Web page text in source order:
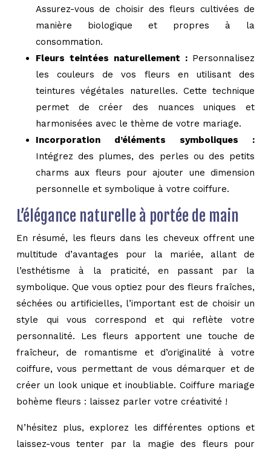
Assurez-vous de choisir des fleurs cultivées de
manière biologique et propres à la
consommation.
Fleurs teintées naturellement : Personnalisez
les couleurs de vos fleurs en utilisant des
teintures végétales naturelles. Cette technique
permet de créer des nuances uniques et
harmonisées avec le thème de votre mariage.
Incorporation d’éléments symboliques :
Intégrez des plumes, des perles ou des petits
charms aux fleurs pour ajouter une dimension
personnelle et symbolique à votre coiffure.
L’élégance naturelle à portée de main
En résumé, les fleurs dans les cheveux offrent une
multitude d’avantages pour la mariée, allant de
l’esthétisme à la praticité, en passant par la
symbolique. Que vous optiez pour des fleurs fraîches,
séchées ou artificielles, l’important est de choisir un
style qui vous correspond et qui reflète votre
personnalité. Les fleurs apportent une touche de
fraîcheur, de romantisme et d’originalité à votre
coiffure, vous permettant de vous démarquer et de
créer un look unique et inoubliable. Coiffure mariage
bohème fleurs : laissez parler votre créativité !
N’hésitez plus, explorez les différentes options et
laissez-vous tenter par la magie des fleurs pour